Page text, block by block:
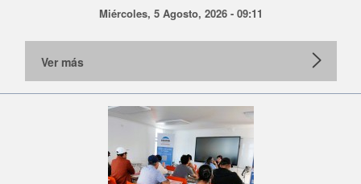
Miércoles, 5 Agosto, 2026 - 09:11
Ver más